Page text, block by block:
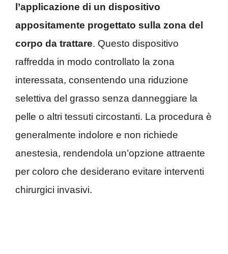
l’applicazione di un dispositivo
appositamente progettato sulla zona del
corpo da trattare. Questo dispositivo
raffredda in modo controllato la zona
interessata, consentendo una riduzione
selettiva del grasso senza danneggiare la
pelle o altri tessuti circostanti. La procedura è
generalmente indolore e non richiede
anestesia, rendendola un’opzione attraente
per coloro che desiderano evitare interventi
chirurgici invasivi.